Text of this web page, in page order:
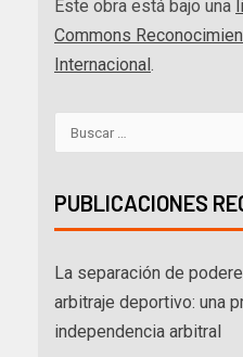
Este obra está bajo una
Commons
Internacional .
PUBLICACIONES
La separación de
arbitraje deportivo: una
independencia arbitral